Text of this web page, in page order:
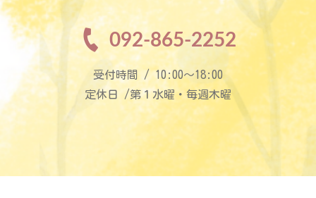
092-865-2252
受付時間 / 10:00〜18:00
定休日 /第１水曜・毎週木曜